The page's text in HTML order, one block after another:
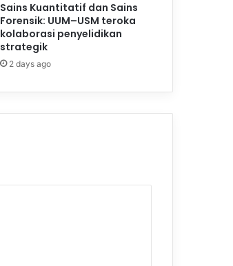
Sains Kuantitatif dan Sains
Forensik: UUM–USM teroka
kolaborasi penyelidikan
strategik
2 days ago